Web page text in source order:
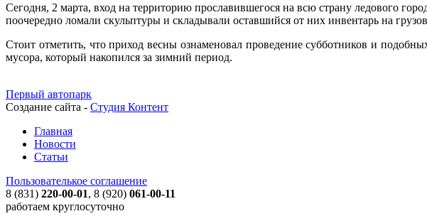
Сегодня, 2 марта, вход на территорию прославившегося на всю страну ледового
поочередно ломали скульптуры и складывали оставшийся от них инвентарь на
Стоит отметить, что приход весны ознаменовал проведение субботников и
мусора, который накопился за зимний период.
Первый автопарк
Создание сайта - Студия Контент
Главная
Новости
Статьи
Пользователькое соглашение
8 (831) 220-00-01, 8 (920) 061-00-11
работаем круглосуточно